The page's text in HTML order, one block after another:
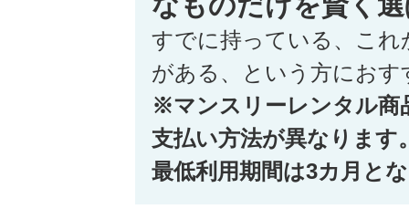
すでに持っている、こ
がある、という方にお
※マンスリーレンタル商
支払い方法が異なります
最低利用期間は3カ月と